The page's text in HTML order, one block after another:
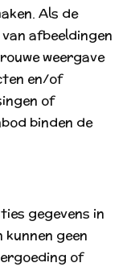
Als de
afbeeldingen
weergave
en/of
of
binden de
gegevens in
geen
of